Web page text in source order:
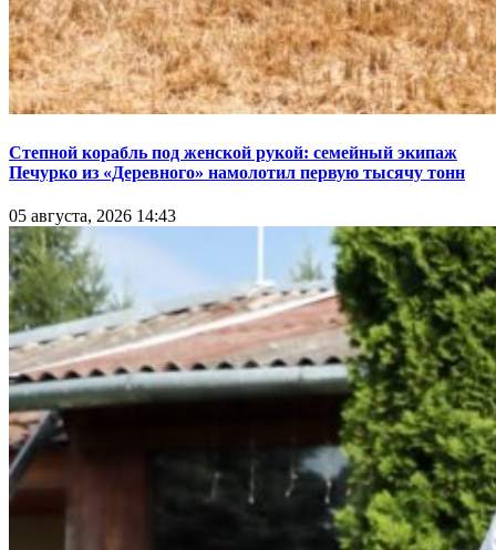
Степной корабль под женской рукой: семейный экипаж
Печурко из «Деревного» намолотил первую тысячу тонн
05 августа, 2026 14:43